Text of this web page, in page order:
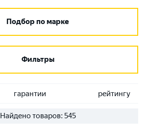
Подбор по марке
Фильтры
гарантии рейтингу
Найдено товаров: 545